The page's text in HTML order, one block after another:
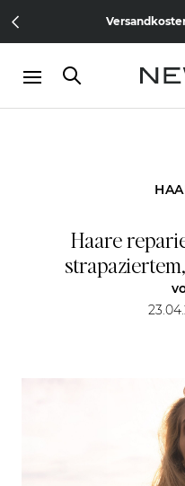
NEW IN: The
15%
Haare